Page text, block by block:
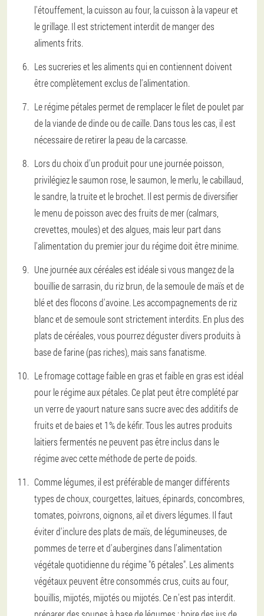
l'étouffement, la cuisson au four, la cuisson à la vapeur et
le grillage. Il est strictement interdit de manger des
aliments frits.
Les sucreries et les aliments qui en contiennent doivent
être complètement exclus de l'alimentation.
Le régime pétales permet de remplacer le filet de poulet par
de la viande de dinde ou de caille. Dans tous les cas, il est
nécessaire de retirer la peau de la carcasse.
Lors du choix d'un produit pour une journée poisson,
privilégiez le saumon rose, le saumon, le merlu, le cabillaud,
le sandre, la truite et le brochet. Il est permis de diversifier
le menu de poisson avec des fruits de mer (calmars,
crevettes, moules) et des algues, mais leur part dans
l'alimentation du premier jour du régime doit être minime.
Une journée aux céréales est idéale si vous mangez de la
bouillie de sarrasin, du riz brun, de la semoule de maïs et de
blé et des flocons d'avoine. Les accompagnements de riz
blanc et de semoule sont strictement interdits. En plus des
plats de céréales, vous pourrez déguster divers produits à
base de farine (pas riches), mais sans fanatisme.
Le fromage cottage faible en gras et faible en gras est idéal
pour le régime aux pétales. Ce plat peut être complété par
un verre de yaourt nature sans sucre avec des additifs de
fruits et de baies et 1% de kéfir. Tous les autres produits
laitiers fermentés ne peuvent pas être inclus dans le
régime avec cette méthode de perte de poids.
Comme légumes, il est préférable de manger différents
types de choux, courgettes, laitues, épinards, concombres,
tomates, poivrons, oignons, ail et divers légumes. Il faut
éviter d'inclure des plats de maïs, de légumineuses, de
pommes de terre et d'aubergines dans l'alimentation
végétale quotidienne du régime "6 pétales". Les aliments
végétaux peuvent être consommés crus, cuits au four,
bouillis, mijotés, mijotés ou mijotés. Ce n'est pas interdit.